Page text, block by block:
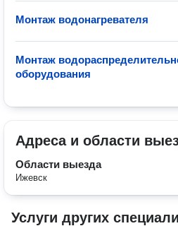
Монтаж водонагревателя
Монтаж
оборудования
Адреса и области
Области выезда
Ижевск
Услуги других